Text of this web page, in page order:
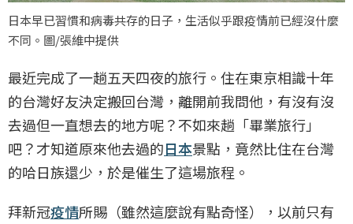
日本早已習慣和病毒共存的日子，生活似乎跟疫情前已經沒什麼
不同。圖/張維中提供
最近完成了一趟五天四夜的旅行。住在東京相識十年
的台灣好友決定搬回台灣，離開前我問他，有沒有沒
去過但一直想去的地方呢？不如來趟「畢業旅行」
吧？才知道原來他去過的日本景點，竟然比住在台灣
的哈日族還少，於是催生了這場旅程。
拜新冠疫情所賜（雖然這麼說有點奇怪），以前只有